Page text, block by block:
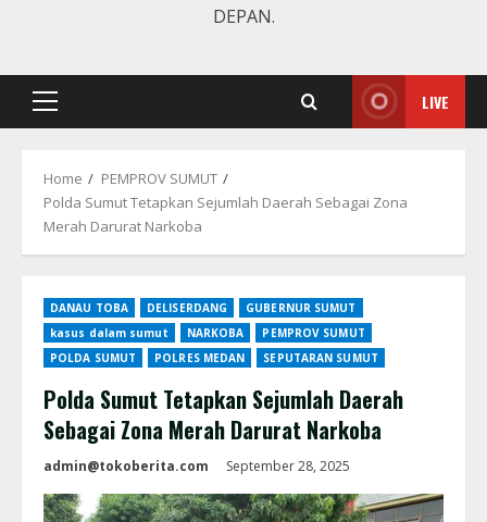
DEPAN.
Primary
LIVE
Home
PEMPROV SUMUT
Polda Sumut Tetapkan Sejumlah Daerah Sebagai Zona
Merah Darurat Narkoba
DANAU TOBA DELISERDANG
GUBERNUR SUMUT
kasus dalam sumut
NARKOBA
PEMPROV SUMUT
POLDA SUMUT
POLRES MEDAN SEPUTARAN SUMUT
Polda Sumut Tetapkan Sejumlah Daerah
Sebagai Zona Merah Darurat Narkoba
admin@tokoberita.com September 28, 2025